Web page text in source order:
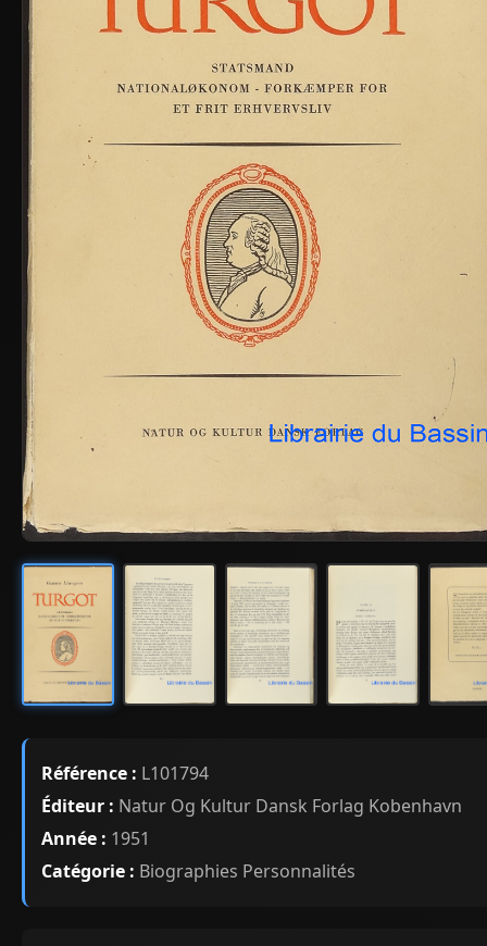
Référence : L101794
Éditeur : Natur Og Kultur Dansk Forlag Kobenhavn
Année : 1951
Catégorie : Biographies Personnalités